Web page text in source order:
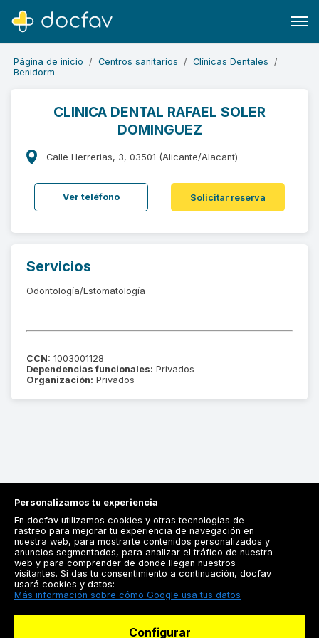
Buscar
Software para clínicas
Soporte
¿Eres un doctor?
Página de inicio Centros sanitarios
Clínicas Dentales
Benidorm
CLINICA DENTAL RAFAEL SOLER
DOMINGUEZ
Calle Herrerias, 3, 03501 (Alicante/Alacant)
Ver teléfono Solicitar reserva
Servicios
Odontología/Estomatología
CCN: 1003001128
Dependencias funcionales: Privados
Organización: Privados
Registrarse
Docfav
Personalizamos tu experiencia
En docfav utilizamos cookies y otras tecnologías de
rastreo para mejorar tu experiencia de navegación en
nuestra web, para mostrarte contenidos personalizados y
anuncios segmentados, para analizar el tráfico de nuestra
web y para comprender de donde llegan nuestros
visitantes. Si das tu consentimiento a continuación, docfav
usará cookies y datos:
Más información sobre cómo Google usa tus datos
Configurar